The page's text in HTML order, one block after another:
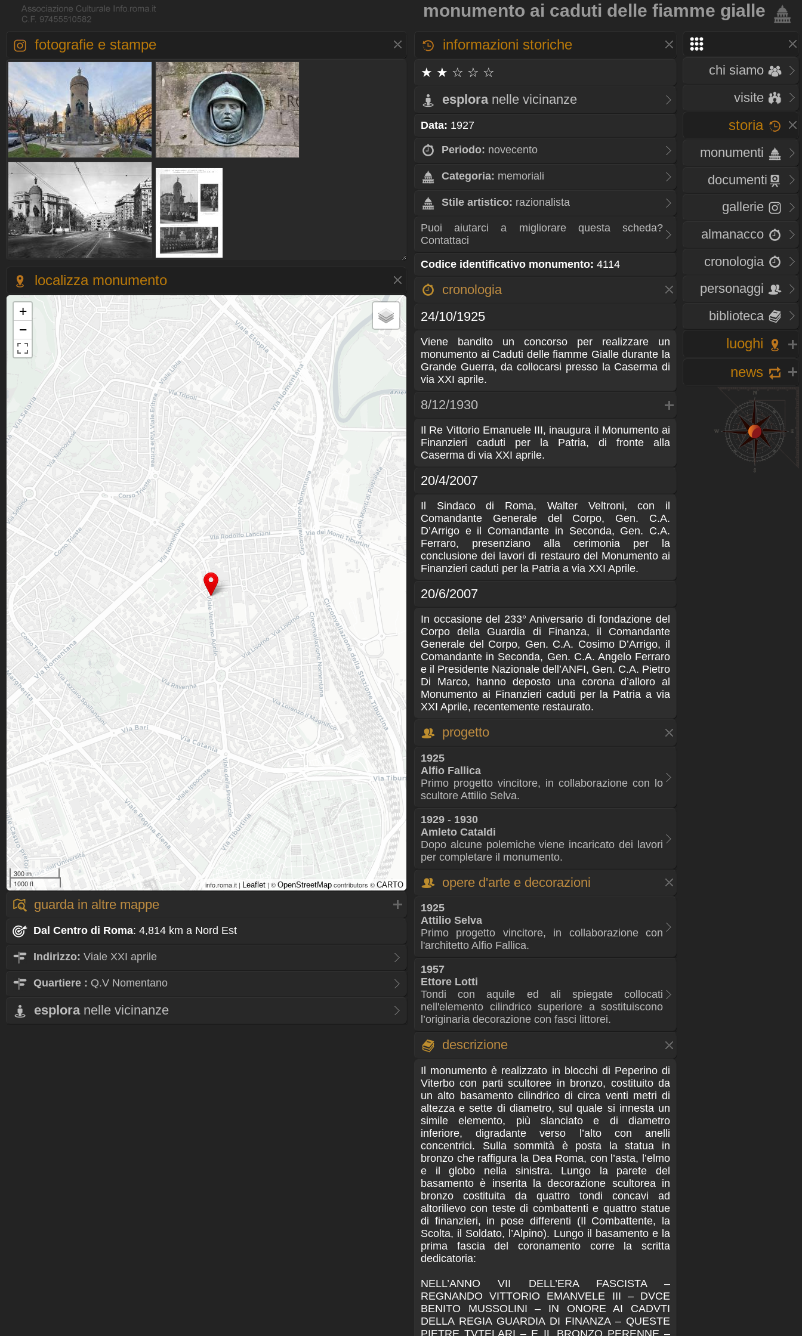
monumento ai caduti delle fiamme gialle
chi siamo
visite
storia
monumenti
documenti
gallerie
almanacco
cronologia
personaggi
biblioteca
luoghi
news
fotografie e stampe
localizza monumento
+
−
300 m
1000 ft
info.roma.it | Leaflet | © OpenStreetMap contributors © CARTO
guarda in altre mappe
Dal Centro di Roma: 4,814 km a Nord Est
Indirizzo: Viale XXI aprile
Quartiere : Q.V Nomentano
esplora nelle vicinanze
informazioni storiche
★ ★ ☆ ☆ ☆
esplora nelle vicinanze
Data: 1927
Periodo: novecento
Categoria: memoriali
Stile artistico: razionalista
Puoi aiutarci a migliorare questa scheda?
Contattaci
Codice identificativo monumento: 4114
cronologia
24/10/1925
Viene bandito un concorso per realizzare un
monumento ai Caduti delle fiamme Gialle durante la
Grande Guerra, da collocarsi presso la Caserma di
via XXI aprile.
8/12/1930
Il Re Vittorio Emanuele III, inaugura il Monumento ai
Finanzieri caduti per la Patria, di fronte alla
Caserma di via XXI aprile.
20/4/2007
Il Sindaco di Roma, Walter Veltroni, con il
Comandante Generale del Corpo, Gen. C.A.
D’Arrigo e il Comandante in Seconda, Gen. C.A.
Ferraro, presenziano alla cerimonia per la
conclusione dei lavori di restauro del Monumento ai
Finanzieri caduti per la Patria a via XXI Aprile.
20/6/2007
In occasione del 233° Aniversario di fondazione del
Corpo della Guardia di Finanza, il Comandante
Generale del Corpo, Gen. C.A. Cosimo D’Arrigo, il
Comandante in Seconda, Gen. C.A. Angelo Ferraro
e il Presidente Nazionale dell’ANFI, Gen. C.A. Pietro
Di Marco, hanno deposto una corona d’alloro al
Monumento ai Finanzieri caduti per la Patria a via
XXI Aprile, recentemente restaurato.
progetto
1925
Alfio Fallica
Primo progetto vincitore, in collaborazione con lo
scultore Attilio Selva.
1929 - 1930
Amleto Cataldi
Dopo alcune polemiche viene incaricato dei lavori
per completare il monumento.
opere d'arte e decorazioni
1925
Attilio Selva
Primo progetto vincitore, in collaborazione con
l'architetto Alfio Fallica.
1957
Ettore Lotti
Tondi con aquile ed ali spiegate collocati
nell'elemento cilindrico superiore a sostituiscono
l’originaria decorazione con fasci littorei.
descrizione
Il monumento è realizzato in blocchi di Peperino di
Viterbo con parti scultoree in bronzo, costituito da
un alto basamento cilindrico di circa venti metri di
altezza e sette di diametro, sul quale si innesta un
simile elemento, più slanciato e di diametro
inferiore, digradante verso l’alto con anelli
concentrici. Sulla sommità è posta la statua in
bronzo che raffigura la Dea Roma, con l’asta, l’elmo
e il globo nella sinistra. Lungo la parete del
basamento è inserita la decorazione scultorea in
bronzo costituita da quattro tondi concavi ad
altorilievo con teste di combattenti e quattro statue
di finanzieri, in pose differenti (Il Combattente, la
Scolta, il Soldato, l’Alpino). Lungo il basamento e la
prima fascia del coronamento corre la scritta
dedicatoria:
NELL’ANNO VII DELL’ERA FASCISTA –
REGNANDO VITTORIO EMANVELE III – DVCE
BENITO MUSSOLINI – IN ONORE AI CADVTI
DELLA REGIA GUARDIA DI FINANZA – QUESTE